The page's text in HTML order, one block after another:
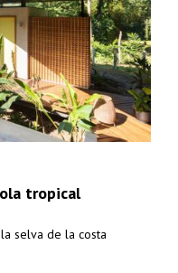
tropical
selva de la costa